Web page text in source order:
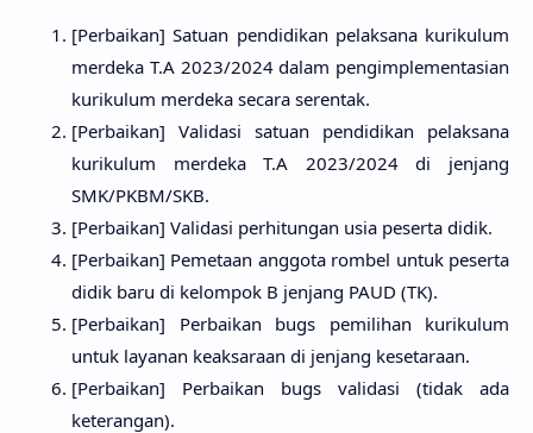
[Perbaikan] Satuan pendidikan pelaksana kurikulum
merdeka T.A 2023/2024 dalam pengimplementasian
kurikulum merdeka secara serentak.
[Perbaikan] Validasi satuan pendidikan pelaksana
kurikulum merdeka T.A 2023/2024 di jenjang
SMK/PKBM/SKB.
[Perbaikan] Validasi perhitungan usia peserta didik.
[Perbaikan] Pemetaan anggota rombel untuk peserta
didik baru di kelompok B jenjang PAUD (TK).
[Perbaikan] Perbaikan bugs pemilihan kurikulum
untuk layanan keaksaraan di jenjang kesetaraan.
[Perbaikan] Perbaikan bugs validasi (tidak ada
keterangan).